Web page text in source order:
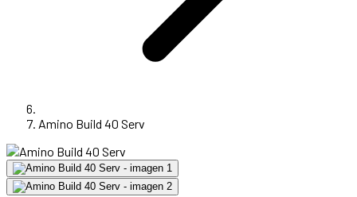
Amino Build 40 Serv